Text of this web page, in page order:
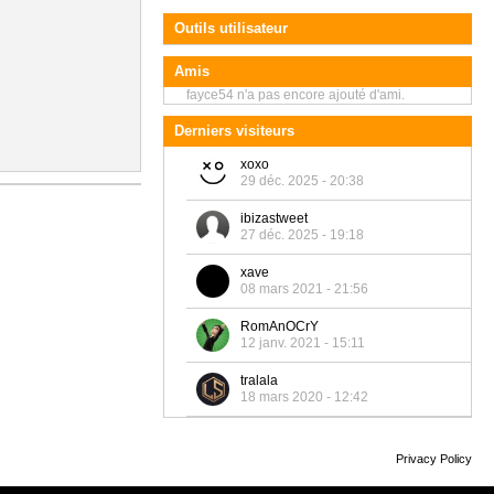
Outils utilisateur
Amis
fayce54 n'a pas encore ajouté d'ami.
Derniers visiteurs
xoxo
29 déc. 2025 - 20:38
ibizastweet
27 déc. 2025 - 19:18
xave
08 mars 2021 - 21:56
RomAnOCrY
12 janv. 2021 - 15:11
tralala
18 mars 2020 - 12:42
Privacy Policy